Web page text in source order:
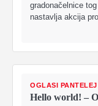
gradonačelnice
nastavlja akcija
OGLASI PANTELEJ
Hello world! –